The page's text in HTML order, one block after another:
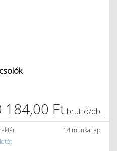
184,00 Ft bruttó/db.
14 munkanap